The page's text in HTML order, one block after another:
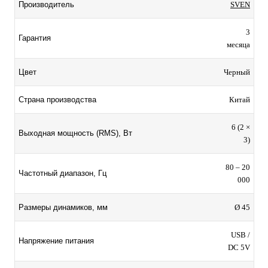
Производитель SVEN
Гарантия
3
месяца
Цвет Черный
Страна производства Китай
Выходная мощность (RMS), Вт
6 (2 ×
3)
Частотный диапазон, Гц
80 – 20
000
Размеры динамиков, мм Ø 45
Напряжение питания
USB /
DC 5V